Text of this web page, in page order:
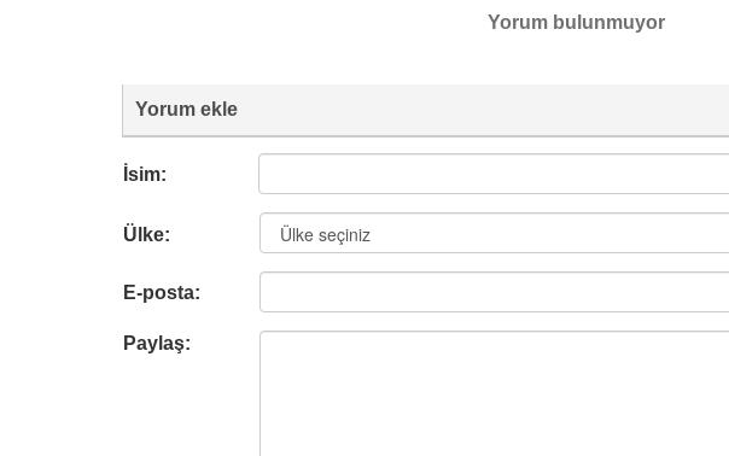
Yorum bulunmuyor
Yorum ekle
İsim:
Ülke:
E-posta:
Paylaş: